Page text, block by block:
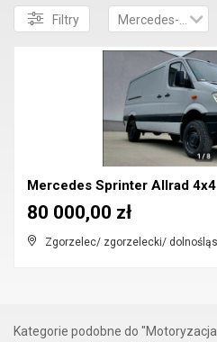
Filtry Mercedes-Benz
Mercedes Sprinter Allrad 4x4
Zgorzelec/ zgorzelecki/
80 000,00 zł
Kategorie podobne do